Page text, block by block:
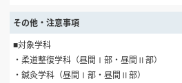
その他・注意事項
■対象学科
・柔道整復学科（昼間Ⅰ部・昼間Ⅱ部）
・鍼灸学科（昼間Ⅰ部・昼間Ⅱ部）